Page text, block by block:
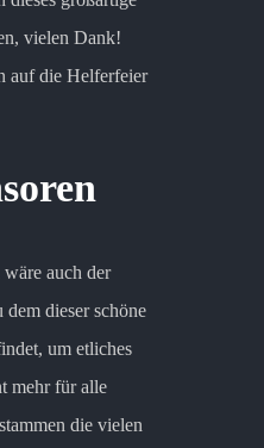
vielen Dank!
auf die Helferfeier
auch der
dem dieser schöne
um etliches
mehr für alle
die vielen